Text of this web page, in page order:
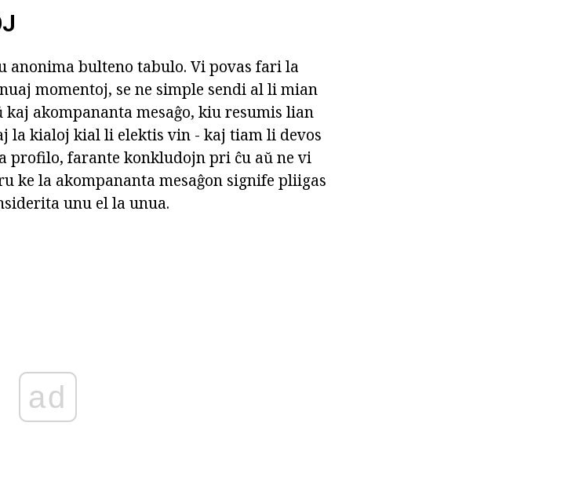
anonima bulteno tabulo. Vi povas fari la
momentoj, se ne simple sendi al li mian
akompananta mesaĝo, kiu resumis lian
la kialoj kial li elektis vin - kaj tiam li devos
profilo, farante konkludojn pri ĉu aŭ ne vi
ke la akompananta mesaĝon signife pliigas
unu el la unua.
ad